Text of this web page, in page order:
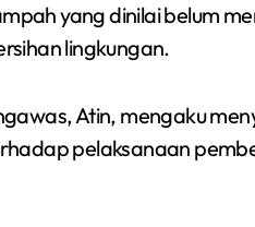
yang dinilai belum
lingkungan.
Atin, mengaku
pelaksanaan